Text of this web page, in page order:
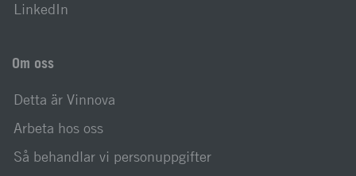
LinkedIn
Om oss
Detta är Vinnova
Arbeta hos oss
Så behandlar vi personuppgifter